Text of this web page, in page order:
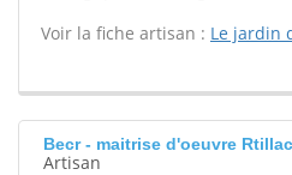
Voir la fiche artisan : Le jardin
Becr - maitrise d'oeuvre
Artisan